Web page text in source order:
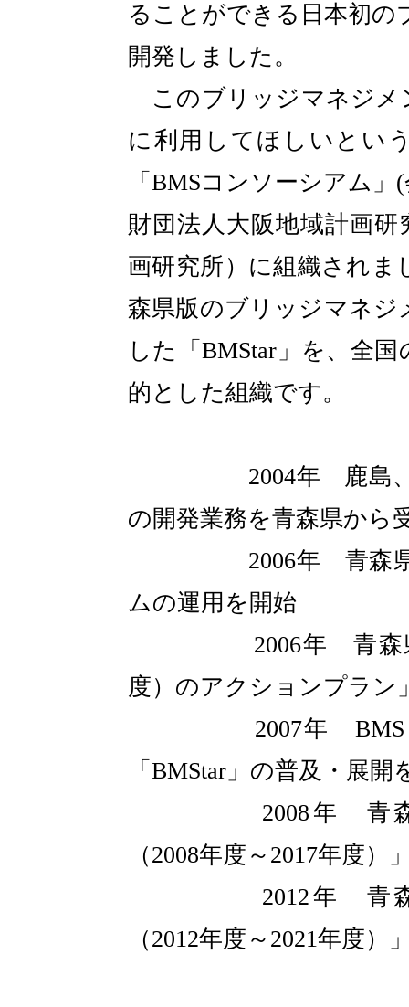
ることができる日本初
開発しました。
このブリッジマネジメ
に利用してほしいとい
「BMSコンソーシアム
財団法人大阪地域計画
画研究所）に組織されま
森県版のブリッジマネ
した「BMStar」を、全
的とした組織です。
2004年 鹿島、ブ
の開発業務を青森県から
2006年 青森県、
ムの運用を開始
2006年 青森県、
度）のアクションプラン
2007年 BMSコン
「BMStar」の普及・展開
2008年 青森県、
（2008年度～2017年度）
2012年 青森県、
（2012年度～2021年度）